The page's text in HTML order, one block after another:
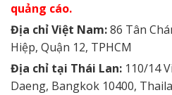
quảng cáo.
Địa chỉ Việt Nam:86 Tân
Hiệp, Quận 12, TPHCM
Địa chỉ tại Thái Lan: 110/14
Daeng, Bangkok 10400,